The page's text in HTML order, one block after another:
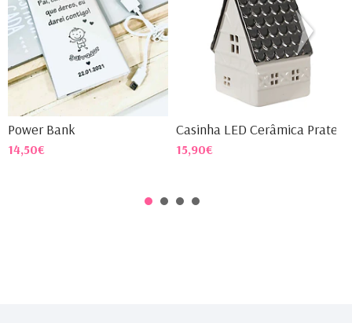
Power Bank
14,50€
Casinha LED Cerâmica
15,90€